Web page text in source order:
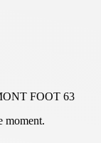
FOOT 63
moment.